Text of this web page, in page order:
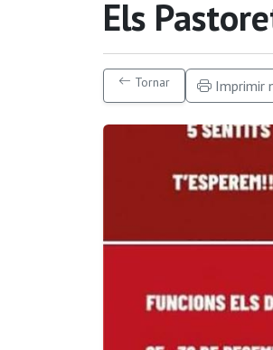
Els
Tornar Imprimir